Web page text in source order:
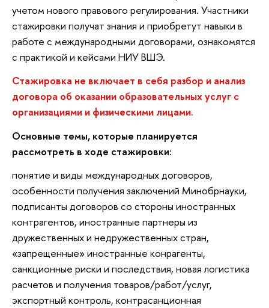
учетом нового правового регулирования. Участники
стажировки получат знания и приобретут навыки в
работе с международными договорами, ознакомятся
с практикой и кейсами НИУ ВШЭ.
Стажировка не включает в себя разбор и анализ
договора об оказании образовательных услуг с
организациями и физическими лицами.
Основные темы, которые планируется
рассмотреть в ходе стажировки:
понятие и виды международных договоров,
особенности получения заключений Минобрнауки,
подписанты договоров со стороны иностранных
контрагентов, иностранные партнеры из
дружественных и недружественных стран,
«запрещенные» иностранные конрагенты,
санкционные риски и последствия, новая логистика
расчетов и получения товаров/работ/услуг,
экспортный контроль, контрасанционная